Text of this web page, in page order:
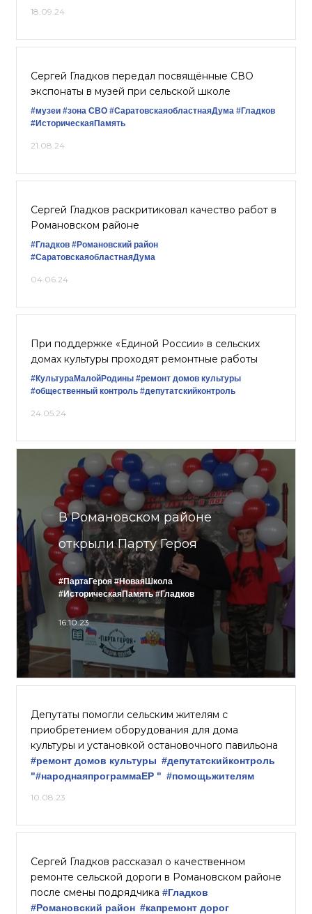
18.09.24
Сергей Гладков передал посвящённые СВО
экспонаты в музей при сельской школе
#музеи #зона СВО #СаратовскаяобластнаяДума #Гладков
#ИсторическаяПамять
21.08.24
Сергей Гладков раскритиковал качество работ в
Романовском районе
#Гладков #Романовский район
#СаратовскаяобластнаяДума
04.06.24
При поддержке «Единой России» в сельских
домах культуры проходят ремонтные работы
#КультураМалойРодины #ремонт домов культуры
#общественный контроль #депутатскийконтроль
24.05.24
В Романовском районе
открыли Парту Героя
#ПартаГероя #НоваяШкола
#ИсторическаяПамять #Гладков
16.10.23
Депутаты помогли сельским жителям с
приобретением оборудования для дома
культуры и установкой остановочного павильона
#ремонт домов культуры #депутатскийконтроль
"#народнаяпрограммаЕР " #помощьжителям
10.08.23
Сергей Гладков рассказал о качественном
ремонте сельской дороги в Романовском районе
после смены подрядчика #Гладков
#Романовский район #капремонт дорог